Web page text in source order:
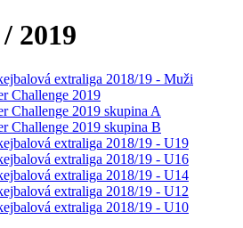
2019
extraliga 2018/19 - Muži
Challenge 2019
Challenge 2019 skupina A
Challenge 2019 skupina B
extraliga 2018/19 - U19
extraliga 2018/19 - U16
extraliga 2018/19 - U14
extraliga 2018/19 - U12
extraliga 2018/19 - U10